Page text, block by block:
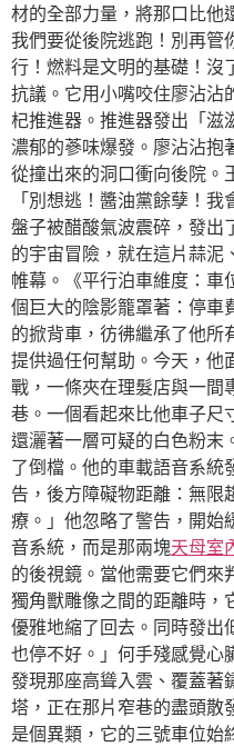
材的全部力量，將那口比他
我們要從後院逃跑！別再管
行！燃料是文明的基礎！沒
抗議。它用小嘴咬住廖沾沾
杞推進器。推進器發出「滋
濃郁的蔘味爆發。廖沾沾抱
從撞出來的洞口衝向後院。
「別想逃！醬油黨餘孽！
盤子被醋酸氣波震碎，發出
的宇宙冒險，就在這片蒜泥
帷幕。《平行泊車維度：車
個巨大的陰影籠罩著：停車
的掀背車，彷彿繼承了他所
提供過任何幫助。今天，他
戰，一條夾在理髮店與一間
巷。一個看起來比他車子尺
還灑著一層可疑的白色粉末
了倒檔。他的車載語音系統
告，後方障礙物距離：無限
療。」他忽略了警告，開始
音系統，而是那兩塊天母室
的後視鏡。當他需要它們來
獨角獸雕像之間的距離時，
優雅地縮了回去。同時發出
也停不好。」何手殘感覺心
發現那座高聳入雲、覆蓋著
塔，正在那片窄巷的盡頭散
是個異類，它的三號車位始